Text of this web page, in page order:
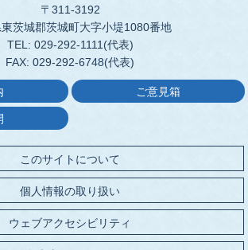
〒311-3192
茨城郡茨城町大字小堤1080番地
TEL: 029-292-1111(代表)
FAX: 029-292-6748(代表)
ご意見箱
このサイトについて
個人情報の取り扱い
ウェブアクセシビリティ